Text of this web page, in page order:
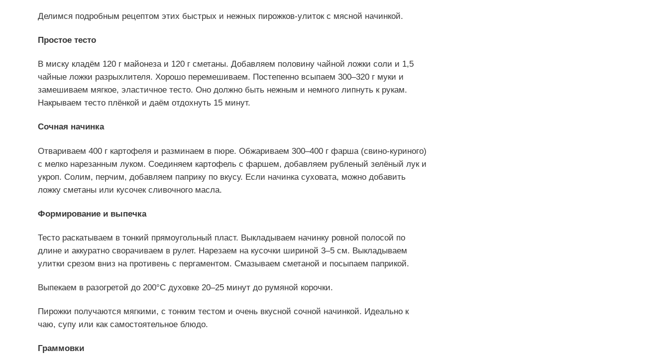
Делимся подробным рецептом этих быстрых и нежных пирожков-улиток с мясной начинкой.
Простое тесто
В миску кладём 120 г майонеза и 120 г сметаны. Добавляем половину чайной ложки соли и 1,5
чайные ложки разрыхлителя. Хорошо перемешиваем. Постепенно всыпаем 300–320 г муки и
замешиваем мягкое, эластичное тесто. Оно должно быть нежным и немного липнуть к рукам.
Накрываем тесто плёнкой и даём отдохнуть 15 минут.
Сочная начинка
Отвариваем 400 г картофеля и разминаем в пюре. Обжариваем 300–400 г фарша (свино-куриного)
с мелко нарезанным луком. Соединяем картофель с фаршем, добавляем рубленый зелёный лук и
укроп. Солим, перчим, добавляем паприку по вкусу. Если начинка суховата, можно добавить
ложку сметаны или кусочек сливочного масла.
Формирование и выпечка
Тесто раскатываем в тонкий прямоугольный пласт. Выкладываем начинку ровной полосой по
длине и аккуратно сворачиваем в рулет. Нарезаем на кусочки шириной 3–5 см. Выкладываем
улитки срезом вниз на противень с пергаментом. Смазываем сметаной и посыпаем паприкой.
Выпекаем в разогретой до 200°C духовке 20–25 минут до румяной корочки.
Пирожки получаются мягкими, с тонким тестом и очень вкусной сочной начинкой. Идеально к
чаю, супу или как самостоятельное блюдо.
Граммовки